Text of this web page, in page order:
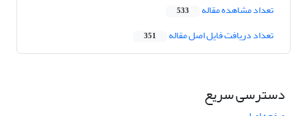
تعداد مشاهده مقاله 533
تعداد دریافت فایل اصل مقاله 351
دسترسی سریع